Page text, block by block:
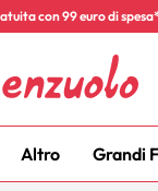
con 99 euro di
Altro Grandi